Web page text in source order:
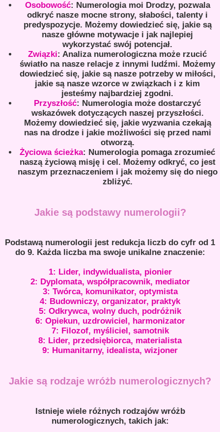
Osobowość: Numerologia moi Drodzy, pozwala
odkryć nasze mocne strony, słabości, talenty i
predyspozycje. Możemy dowiedzieć się, jakie są
nasze główne motywacje i jak najlepiej
wykorzystać swój potencjał.
Związki: Analiza numerologiczna może rzucić
światło na nasze relacje z innymi ludźmi. Możemy
dowiedzieć się, jakie są nasze potrzeby w miłości,
jakie są nasze wzorce w związkach i z kim
jesteśmy najbardziej zgodni.
Przyszłość: Numerologia może dostarczyć
wskazówek dotyczących naszej przyszłości.
Możemy dowiedzieć się, jakie wyzwania czekają
nas na drodze i jakie możliwości się przed nami
otworzą.
Życiowa ścieżka: Numerologia pomaga zrozumieć
naszą życiową misję i cel. Możemy odkryć, co jest
naszym przeznaczeniem i jak możemy się do niego
zbliżyć.
Jakie są podstawy numerologii?
Podstawą numerologii jest redukcja liczb do cyfr od 1
do 9. Każda liczba ma swoje unikalne znaczenie:
1: Lider, indywidualista, pionier
2: Dyplomata, współpracownik, mediator
3: Twórca, komunikator, optymista
4: Budowniczy, organizator, praktyk
5: Odkrywca, wolny duch, podróżnik
6: Opiekun, uzdrowiciel, harmonizator
7: Filozof, myśliciel, samotnik
8: Lider, przedsiębiorca, materialista
9: Humanitarny, idealista, wizjoner
Jakie są rodzaje wróżb numerologicznych?
Istnieje wiele różnych rodzajów wróżb
numerologicznych, takich jak: